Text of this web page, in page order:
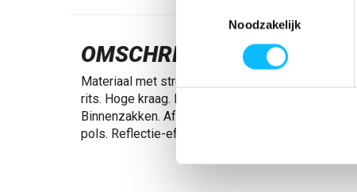
Noodzakelijk
OMSCHRIJVING
Materiaal met stretch. Ademend. Moderne
rits. Hoge kraag. Borstzak met rits. Voorzakken
Binnenzakken. Afneembare ID-kaarthouder.
pols. Reflectie-effecten.